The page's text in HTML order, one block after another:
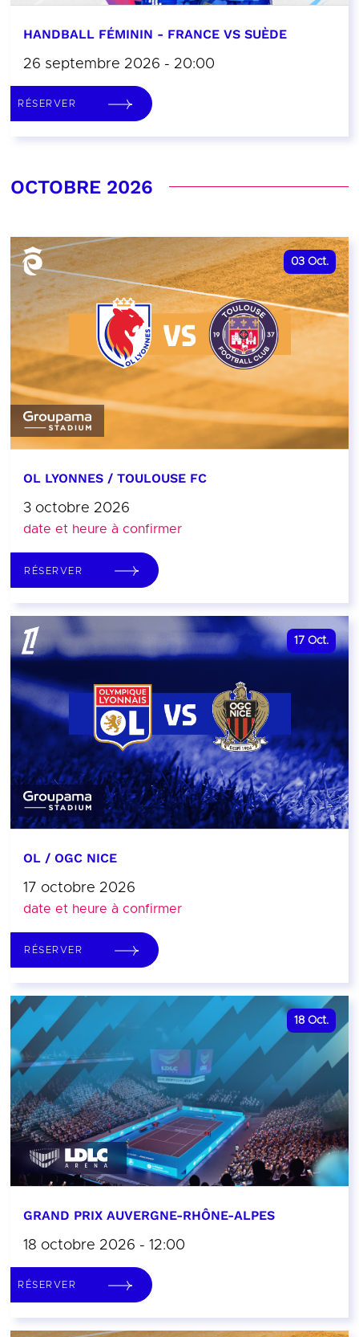
HANDBALL FÉMININ - FRANCE VS SUÈDE
26 septembre 2026 - 20:00
RÉSERVER
OCTOBRE 2026
03 Oct.
OL LYONNES / TOULOUSE FC
3 octobre 2026
date et heure à confirmer
RÉSERVER
17 Oct.
OL / OGC NICE
17 octobre 2026
date et heure à confirmer
RÉSERVER
18 Oct.
GRAND PRIX AUVERGNE-RHÔNE-ALPES
18 octobre 2026 - 12:00
RÉSERVER